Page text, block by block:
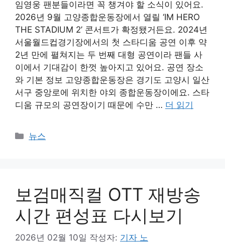
임영웅 팬분들이라면 꼭 챙겨야 할 소식이 있어요.
2026년 9월 고양종합운동장에서 열릴 ‘IM HERO
THE STADIUM 2’ 콘서트가 확정됐거든요. 2024년
서울월드컵경기장에서의 첫 스타디움 공연 이후 약
2년 만에 펼쳐지는 두 번째 대형 공연이라 팬들 사
이에서 기대감이 한껏 높아지고 있어요. 공연 장소
와 기본 정보 고양종합운동장은 경기도 고양시 일산
서구 중앙로에 위치한 야외 종합운동장이에요. 스타
디움 규모의 공연장이기 때문에 수만 … 더 읽기
카
뉴스
보검매직컬 OTT 재방송
시간 편성표 다시보기
2026년 02월 10일 작성자: 기자 노